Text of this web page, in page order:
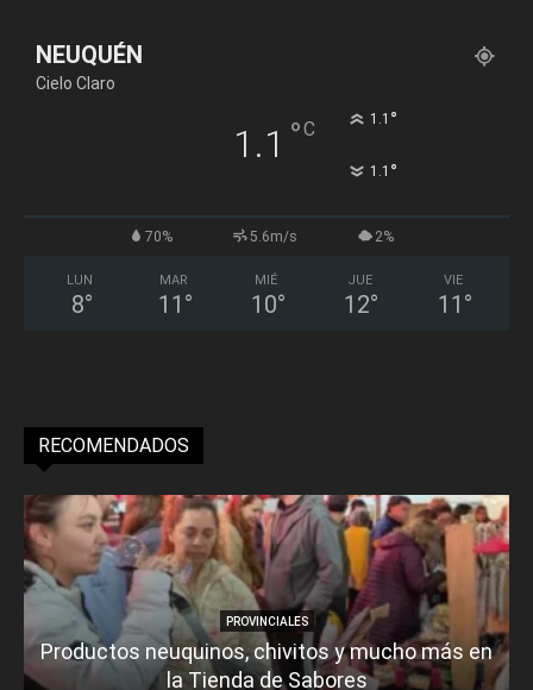
NEUQUÉN
Cielo Claro
1.1 °C 1.1 °
1.1 °
70% 5.6m/s 2%
LUN
8°
MAR
11 °
MIÉ
10°
JUE
12°
VIE
11 °
RECOMENDADOS
PROVINCIALES
Productos neuquinos, chivitos y mucho más en
la Tienda de Sabores